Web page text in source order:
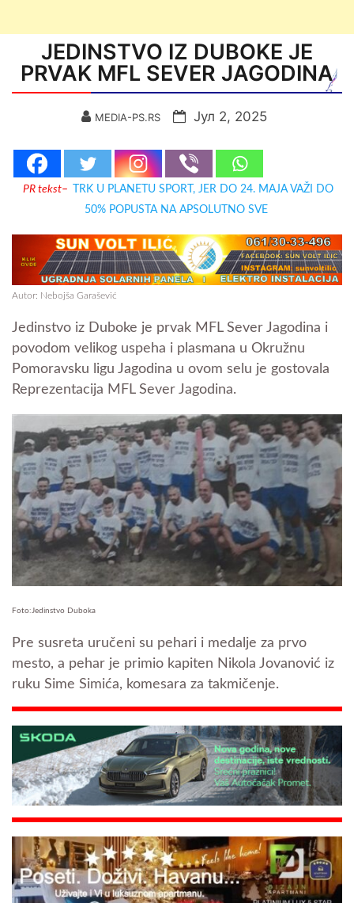
JEDINSTVO IZ DUBOKE JE
PRVAK MFL SEVER JAGODINA
MEDIA-PS.RS Јул 2, 2025
PR tekst–
TRK U PLANETU SPORT, JER DO 24. MAJA VAŽI DO
50% POPUSTA NA APSOLUTNO SVE
Autor: Nebojša Garašević
Jedinstvo iz Duboke je prvak MFL Sever Jagodina i
povodom velikog uspeha i plasmana u Okružnu
Pomoravsku ligu Jagodina u ovom selu je gostovala
Reprezentacija MFL Sever Jagodina.
Foto:Jedinstvo Duboka
Pre susreta uručeni su pehari i medalje za prvo
mesto, a pehar je primio kapiten Nikola Jovanović iz
ruku Sime Simića, komesara za takmičenje.